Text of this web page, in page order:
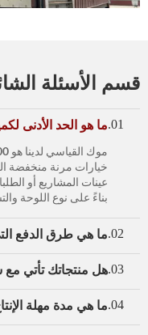
قسم الأسئلة
01. ما هو الحد الأدنى
موك القياسي لدينا هو 100
خيارات مرنة منخفضة
عينات المشاريع أو
بناءً على نوع اللوحة
02. ما هي طرق الدفع
03. هل منتجاتك تأتي
04. ما هي مدة مهلة